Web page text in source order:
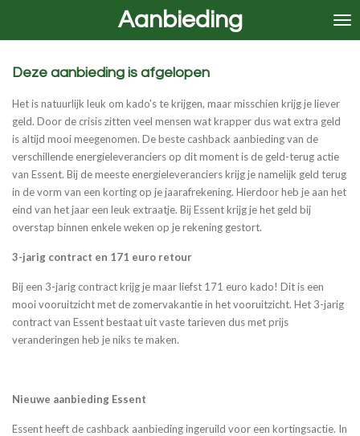
de
Aanbieding
Deze aanbieding is afgelopen
Het is natuurlijk leuk om kado's te krijgen, maar misschien krijg je liever
geld. Door de crisis zitten veel mensen wat krapper dus wat extra geld
is altijd mooi meegenomen. De beste cashback aanbieding van de
verschillende energieleveranciers op dit moment is de geld-terug actie
van Essent. Bij de meeste energieleveranciers krijg je namelijk geld terug
in de vorm van een korting op je jaarafrekening. Hierdoor heb je aan het
eind van het jaar een leuk extraatje. Bij Essent krijg je het geld bij
overstap binnen enkele weken op je rekening gestort.
3-jarig contract en 171 euro retour
Bij een 3-jarig contract krijg je maar liefst 171 euro kado! Dit is een
mooi vooruitzicht met de zomervakantie in het vooruitzicht. Het 3-jarig
contract van Essent bestaat uit vaste tarieven dus met prijs
veranderingen heb je niks te maken.
Nieuwe aanbieding Essent
Essent heeft de cashback aanbieding ingeruild voor een kortingsactie. In